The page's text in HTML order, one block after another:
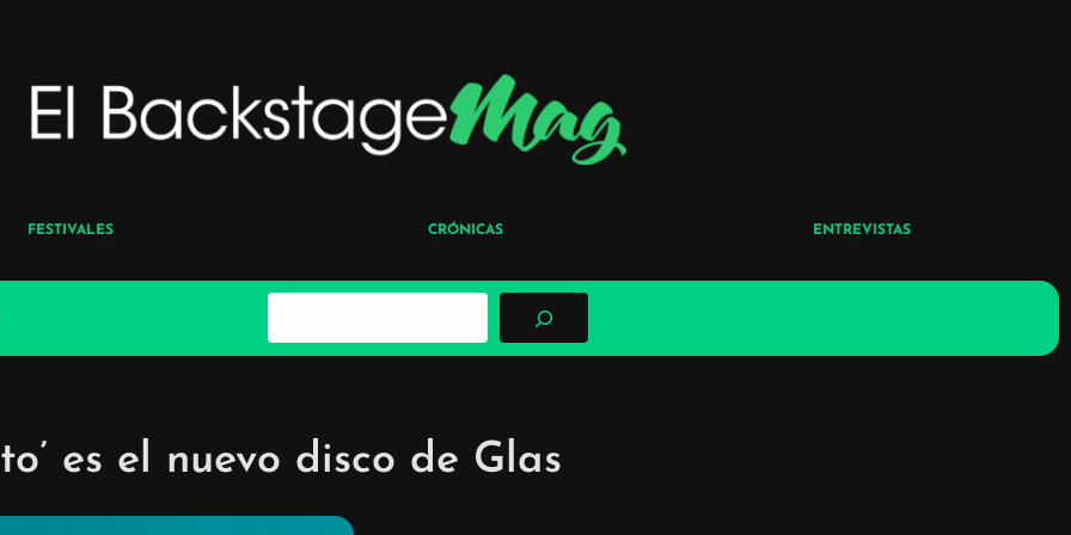
FESTIVALES CRÓNICAS ENTREVISTAS
B
c
es el nuevo disco de Glas